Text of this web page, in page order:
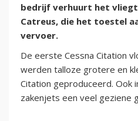
bedrijf verhuurt het
Catreus, die het toestel
vervoer.
De eerste Cessna Citation
werden talloze grotere en
Citation geproduceerd. Ook
zakenjets een veel geziene